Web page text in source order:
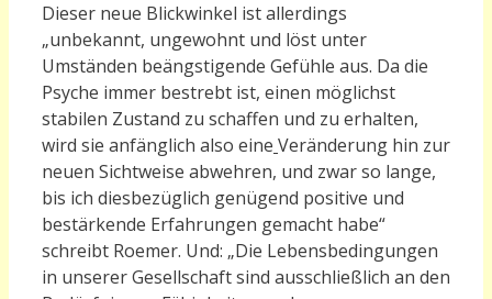
Dieser neue Blickwinkel ist allerdings
„unbekannt, ungewohnt und löst unter
Umständen beängstigende Gefühle aus. Da die
Psyche immer bestrebt ist, einen möglichst
stabilen Zustand zu schaffen und zu erhalten,
wird sie anfänglich also eine Veränderung hin zur
neuen Sichtweise abwehren, und zwar so lange,
bis ich diesbezüglich genügend positive und
bestärkende Erfahrungen gemacht habe“
schreibt Roemer. Und: „Die Lebensbedingungen
in unserer Gesellschaft sind ausschließlich an den